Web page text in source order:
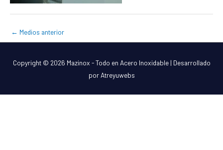
← Medios anterior
Copyright © 2026 Mazinox - Todo en Acero Inoxidable| Desarrollado
por Atreyuwebs